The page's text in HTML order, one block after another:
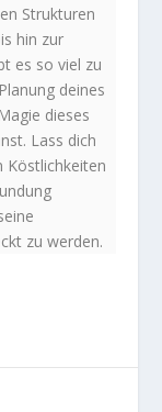
Strukturen
hin zur
es so viel zu
deines
dieses
Lass dich
Köstlichkeiten
zu werden.